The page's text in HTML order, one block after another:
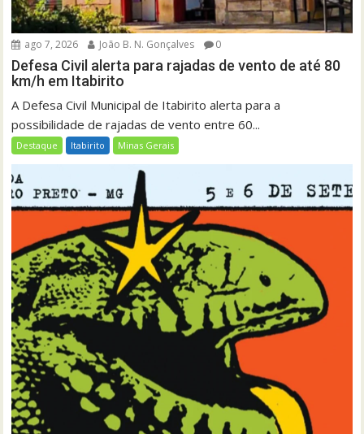
ago 7, 2026 João B. N. Gonçalves 0
Defesa Civil alerta para rajadas de vento de até 80
km/h em Itabirito
A Defesa Civil Municipal de Itabirito alerta para a
possibilidade de rajadas de vento entre 60...
Destaque Itabirito Minas Gerais